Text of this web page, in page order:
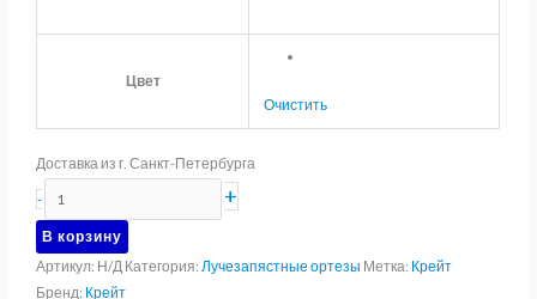
Цвет
Очистить
Доставка из г. Санкт-Петербурга
-
Бандаж
для
лучезапястного
+
В корзину
Артикул: Н/Д Категория: Лучезапястные ортезы Метка: Крейт
Бренд: Крейт